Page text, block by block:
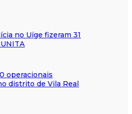
no Uíge fizeram 31
operacionais
distrito de Vila Real